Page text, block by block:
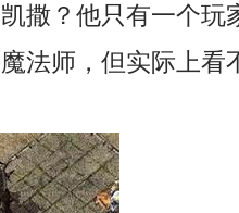
撒？他只有一个玩
法师，但实际上看